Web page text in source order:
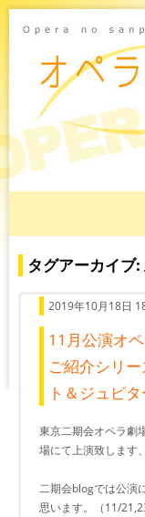
タグアーカイブ
2019年10月18日
11月公演オ
ご紹介シリ
ト＆ジュピタ
東京二期会オペラ劇
場にて上演致します
二期会blogでは公演
思います。（11/